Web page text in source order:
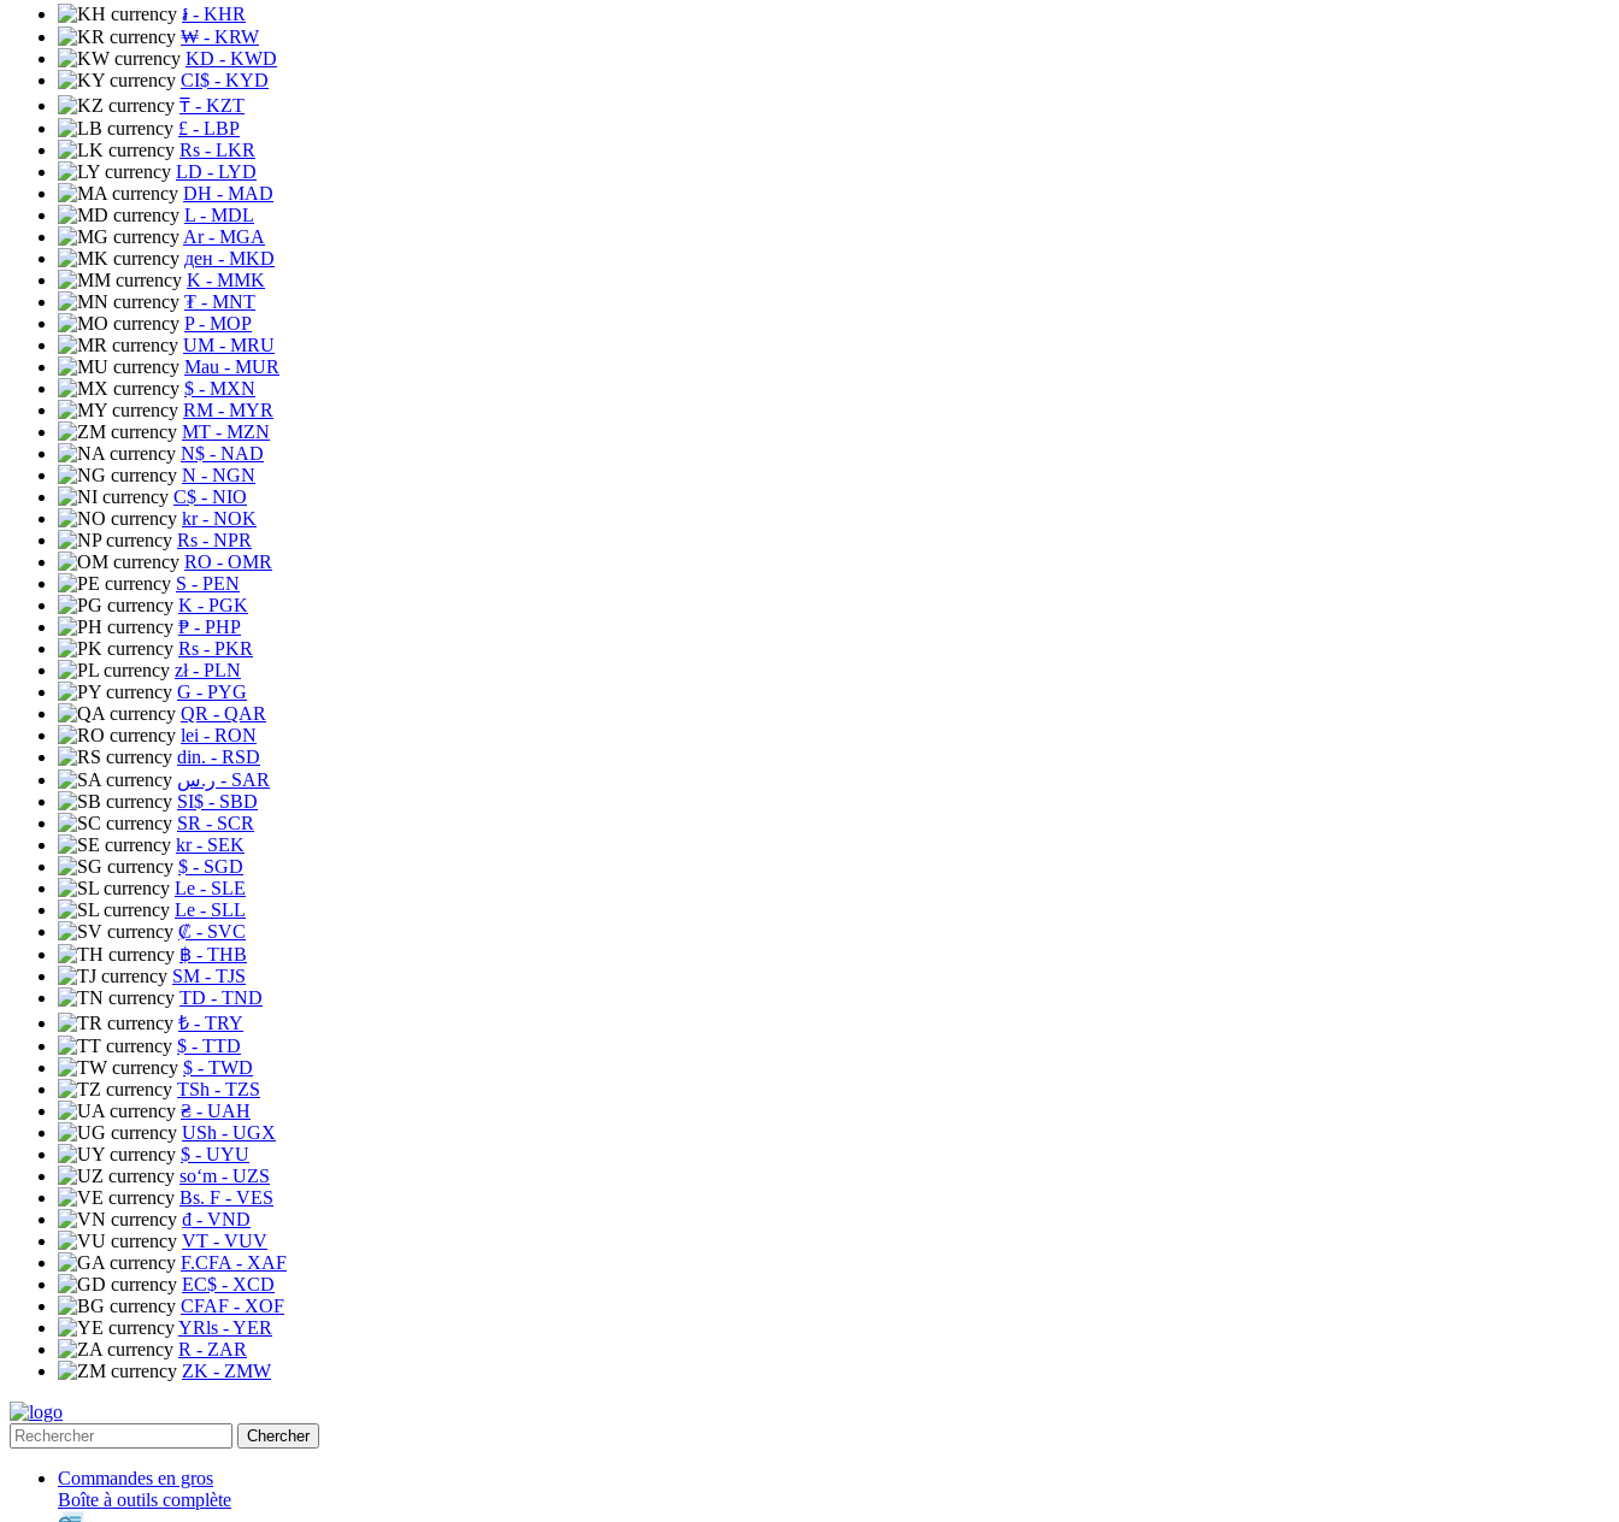
៛ - KHR
₩ - KRW
KD - KWD
CI$ - KYD
₸ - KZT
£ - LBP
Rs - LKR
LD - LYD
DH - MAD
L - MDL
Ar- MGA
ден - MKD
K - MMK
₮ - MNT
P- MOP
UM - MRU
Mau - MUR
$ - MXN
RM - MYR
MT - MZN
N$ - NAD
N - NGN
C$ - NIO
kr- NOK
Rs - NPR
RO - OMR
S - PEN
K - PGK
₱ - PHP
Rs - PKR
zł- PLN
G - PYG
QR - QAR
lei - RON
din. - RSD
ر.س - SAR
SI$ - SBD
SR - SCR
kr- SEK
$ - SGD
Le - SLE
Le - SLL
₡ - SVC
฿ - THB
ЅМ - TJS
TD - TND
₺ - TRY
$ - TTD
$ - TWD
TSh - TZS
₴ - UAH
USh - UGX
$ - UYU
soʻm - UZS
Bs. F - VES
₫ - VND
VT - VUV
F.CFA - XAF
EC$ - XCD
CFAF - XOF
YRls - YER
R - ZAR
ZK - ZMW
Chercher
Commandes en gros
Boîte à outils complète